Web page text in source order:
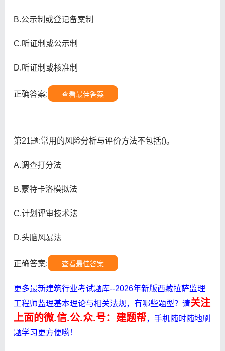
B.公示制或登记备案制
C.听证制或公示制
D.听证制或核准制
正确答案: 查看最佳答案
第21题:常用的风险分析与评价方法不包括()。
A.调查打分法
B.蒙特卡洛模拟法
C.计划评审技术法
D.头脑风暴法
正确答案: 查看最佳答案
更多最新建筑行业考试题库--2026年新版西藏拉萨监理
工程师监理基本理论与相关法规，有哪些题型？请关注
上面的微.信.公.众.号：建题帮，手机随时随地刷
题学习更方便哟！